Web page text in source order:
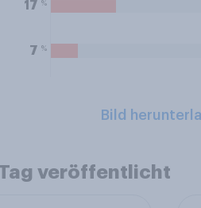
17 %
7 %
Bild
veröffentlicht